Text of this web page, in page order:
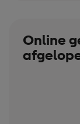
Online